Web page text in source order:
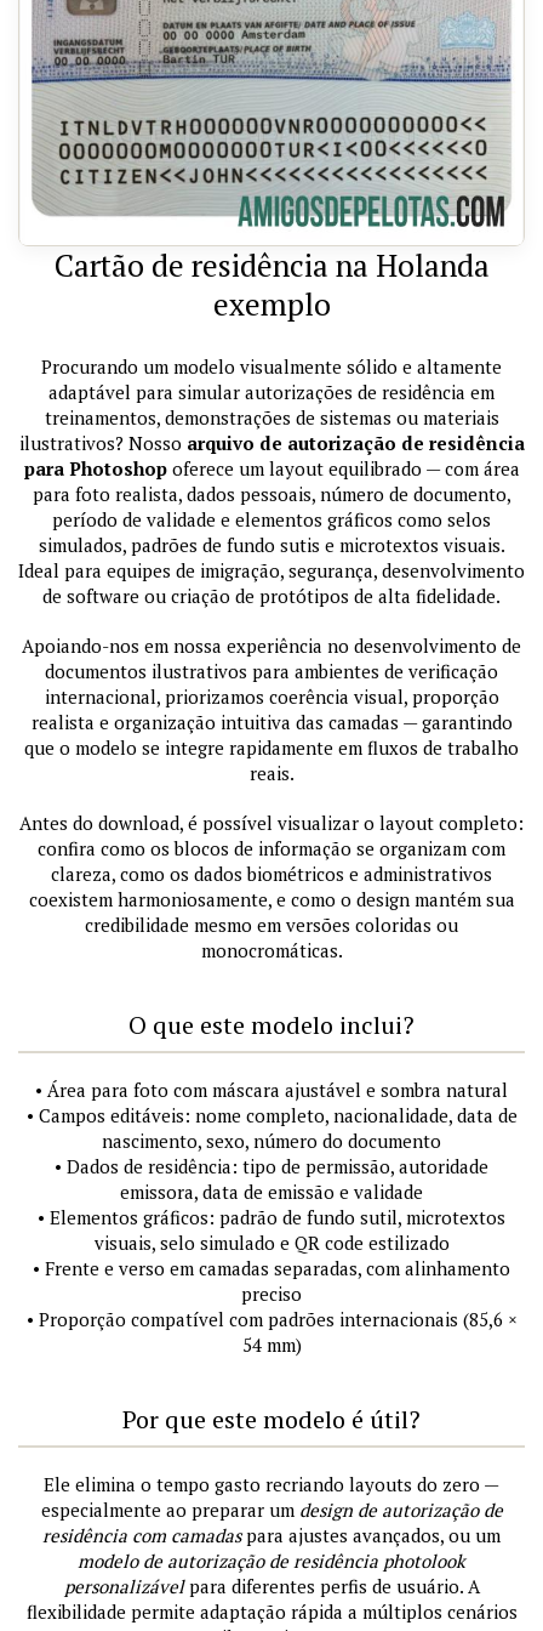
Cartão de residência na Holanda
exemplo
Procurando um modelo visualmente sólido e altamente
adaptável para simular autorizações de residência em
treinamentos, demonstrações de sistemas ou materiais
ilustrativos? Nosso arquivo de autorização de residência
para Photoshopoferece um layout equilibrado — com área
para foto realista, dados pessoais, número de documento,
período de validade e elementos gráficos como selos
simulados, padrões de fundo sutis e microtextos visuais.
Ideal para equipes de imigração, segurança, desenvolvimento
de software ou criação de protótipos de alta fidelidade.
Apoiando-nos em nossa experiência no desenvolvimento de
documentos ilustrativos para ambientes de verificação
internacional, priorizamos coerência visual, proporção
realista e organização intuitiva das camadas — garantindo
que o modelo se integre rapidamente em fluxos de trabalho
reais.
Antes do download, é possível visualizar o layout completo:
confira como os blocos de informação se organizam com
clareza, como os dados biométricos e administrativos
coexistem harmoniosamente, e como o design mantém sua
credibilidade mesmo em versões coloridas ou
monocromáticas.
O que este modelo inclui?
• Área para foto com máscara ajustável e sombra natural
• Campos editáveis: nome completo, nacionalidade, data de
nascimento, sexo, número do documento
• Dados de residência: tipo de permissão, autoridade
emissora, data de emissão e validade
• Elementos gráficos: padrão de fundo sutil, microtextos
visuais, selo simulado e QR code estilizado
• Frente e verso em camadas separadas, com alinhamento
preciso
• Proporção compatível com padrões internacionais (85,6 ×
54 mm)
Por que este modelo é útil?
Ele elimina o tempo gasto recriando layouts do zero —
especialmente ao preparar um design de autorização de
residência com camadaspara ajustes avançados, ou um
modelo de autorização de residência photolook
personalizávelpara diferentes perfis de usuário. A
flexibilidade permite adaptação rápida a múltiplos cenários